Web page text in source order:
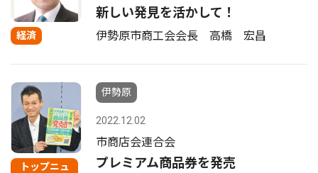
経済
新しい発見を活かして！
伊勢原市商工会会長 高橋 宏昌
トップニュ
伊勢原
2022.12.02
市商店会連合会
プレミアム商品券を発売